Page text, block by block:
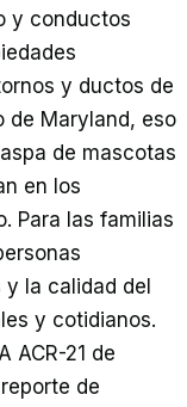
y conductos
y ductos de
de Maryland, eso
de mascotas
en los
Para las familias
la calidad del
y cotidianos.
ACR-21 de
de